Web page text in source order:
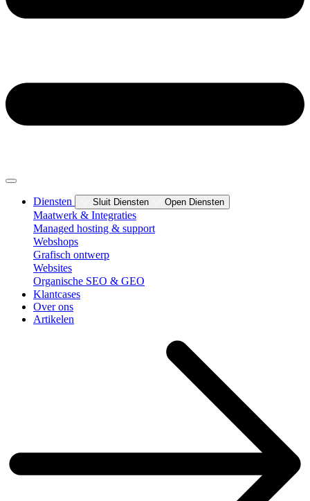
Diensten Sluit Diensten Open Diensten
Maatwerk & Integraties
Managed hosting & support
Webshops
Grafisch ontwerp
Websites
Organische SEO & GEO
Klantcases
Over ons
Artikelen